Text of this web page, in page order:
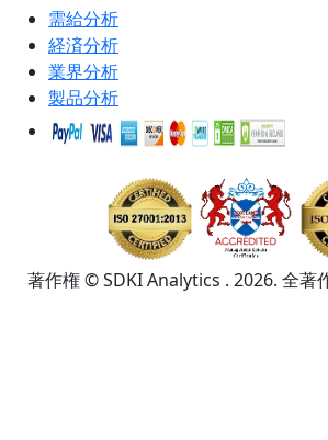
需給分析
経済分析
業界分析
製品分析
著作権 © SDKI Analytics . 2026. 全著